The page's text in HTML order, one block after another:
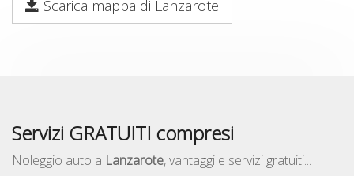
Scarica mappa di Lanzarote
Servizi GRATUITI compresi
Noleggio auto a Lanzarote, vantaggi e servizi gratuiti...